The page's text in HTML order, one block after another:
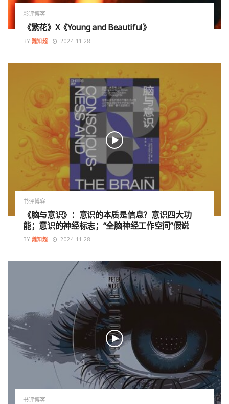
影评博客
《繁花》X《Young and Beautiful》
BY 魏知超 2024-11-28
书评博客
《脑与意识》：意识的本质是信息？意识四大功
能；意识的神经标志；“全脑神经工作空间”假说
BY 魏知超 2024-11-28
书评博客